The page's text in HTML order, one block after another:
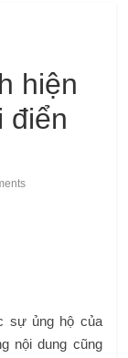
hiện
điển
sự ủng hộ của
nội dung cũng